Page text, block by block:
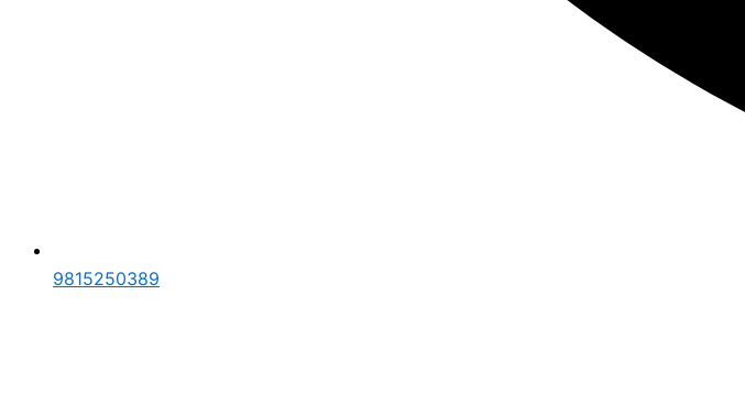
9815250389